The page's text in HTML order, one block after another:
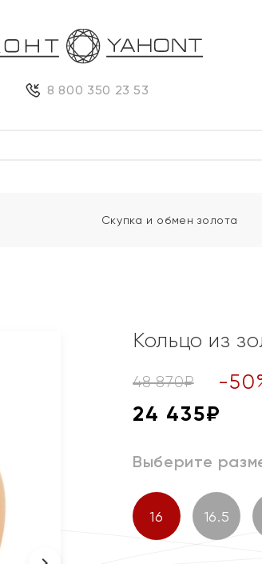
8 800 350 23 53
Скупка и обмен золота
Кольцо из
48 870₽ -50
24 435₽
Выберите
16 16.5